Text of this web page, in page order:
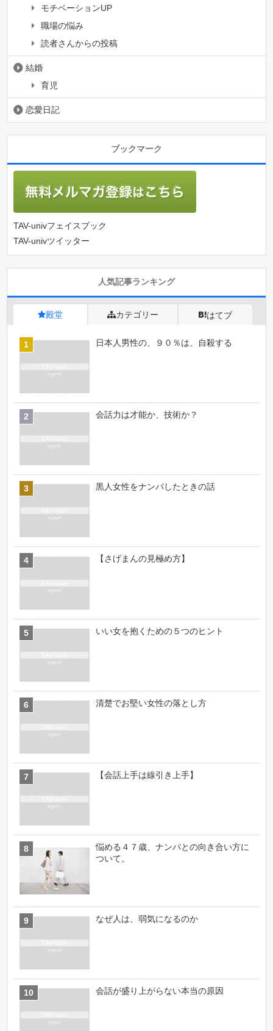
モチベーションUP
職場の悩み
読者さんからの投稿
結婚
育児
恋愛日記
ブックマーク
TAV-univフェイスブック
TAV-univツイッター
人気記事ランキング
殿堂 カテゴリー はてブ
日本人男性の、９０％は、自殺する
会話力は才能か、技術か？
黒人女性をナンパしたときの話
【さげまんの見極め方】
いい女を抱くための５つのヒント
清楚でお堅い女性の落とし方
【会話上手は線引き上手】
悩める４７歳、ナンパとの向き合い方に
ついて。
なぜ人は、弱気になるのか
会話が盛り上がらない本当の原因